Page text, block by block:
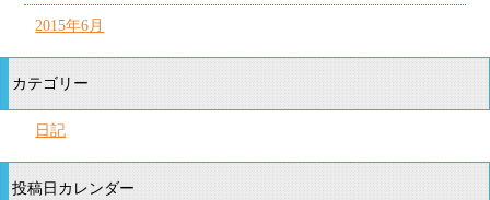
2015年6月
カテゴリー
日記
投稿日カレンダー